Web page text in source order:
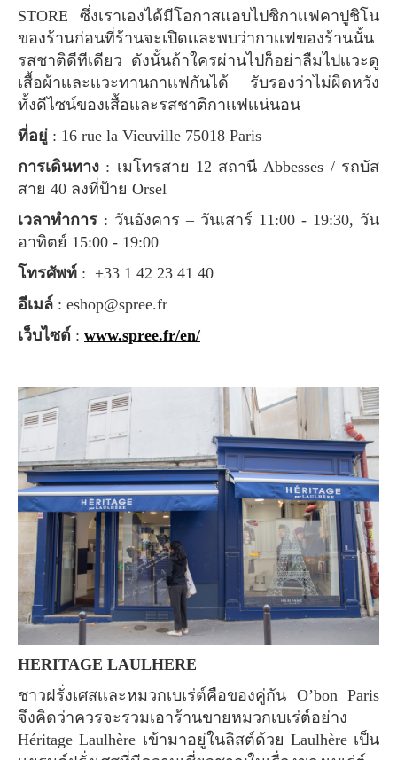
STORE ซึ่งเราเองได้มีโอกาสแอบไปชิกาเเฟคาปูชิโน
ของร้านก่อนที่ร้านจะเปิดเเละพบว่ากาเเฟของร้านนั้น
รสชาติดีทีเดียว ดังนั้นถ้าใครผ่านไปก็อย่าลืมไปเเวะดู
เสื้อผ้าเเละเเวะทานกาเเฟกันได้ รับรองว่าไม่ผิดหวัง
ทั้งดีไซน์ของเสื้อเเละรสชาติกาเเฟเเน่นอน
ที่อยู่ : 16 rue la Vieuville 75018 Paris
การเดินทาง : เมโทรสาย 12 สถานี Abbesses / รถบัส
สาย 40 ลงที่ป้าย Orsel
เวลาทำการ : วันอังคาร – วันเสาร์ 11:00 - 19:30, วัน
อาทิตย์ 15:00 - 19:00
โทรศัพท์ : +33 1 42 23 41 40
อีเมล์ : eshop@spree.fr
เว็บไซต์ : www.spree.fr/en/
HERITAGE LAULHERE
ชาวฝรั่งเศสเเละหมวกเบเร่ต์คือของคู่กัน O’bon Paris
จึงคิดว่าควรจะรวมเอาร้านขายหมวกเบเร่ต์อย่าง
Héritage Laulhère เข้ามาอยู่ในลิสต์ด้วย Laulhère เป็น